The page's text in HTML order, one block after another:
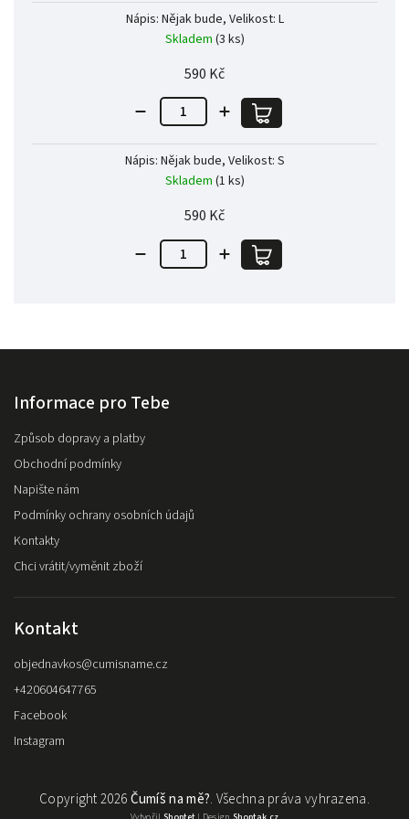
Nápis: Nějak bude, Velikost: L
Skladem (3 ks)
590 Kč
Nápis: Nějak bude, Velikost: S
Skladem (1 ks)
590 Kč
Informace pro Tebe
Způsob dopravy a platby
Obchodní podmínky
Napište nám
Podmínky ochrany osobních údajů
Kontakty
Chci vrátit/vyměnit zboží
Kontakt
objednavkos@cumisname.cz
+420604647765
Facebook
Instagram
Copyright 2026Čumíš na mě?. Všechna práva vyhrazena.